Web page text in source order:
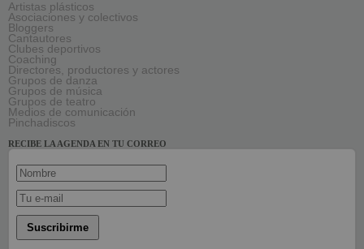
Artistas plásticos
Asociaciones y colectivos
Bloggers
Cantautores
Clubes deportivos
Coaching
Directores, productores y actores
Grupos de danza
Grupos de música
Grupos de teatro
Medios de comunicación
Pinchadiscos
RECIBE LA AGENDA EN TU CORREO
Suscribirme